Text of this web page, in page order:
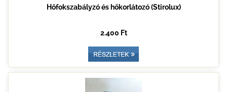
Hőfokszabályzó és hőkorlátozó (Stirolux)
2.400 Ft